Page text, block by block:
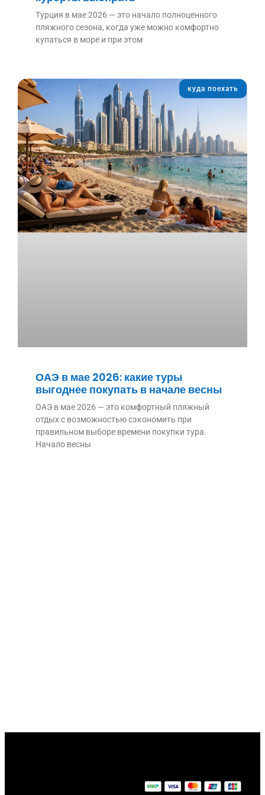
Турция в мае 2026 — это начало полноценного
пляжного сезона, когда уже можно комфортно
купаться в море и при этом
куда поехать
ОАЭ в мае 2026: какие туры
выгоднее покупать в начале весны
ОАЭ в мае 2026 — это комфортный пляжный
отдых с возможностью сэкономить при
правильном выборе времени покупки тура.
Начало весны